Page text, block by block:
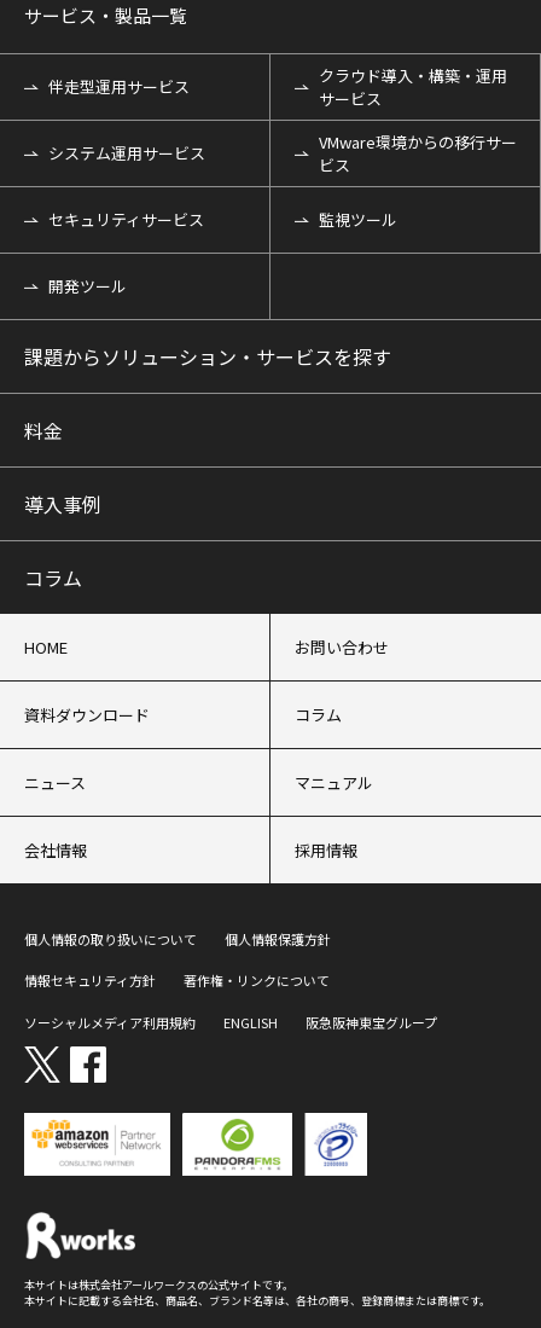
サービス・製品一覧
伴走型運用サービス
クラウド導入・構築・運用
サービス
システム運用サービス
VMware環境からの移行サー
ビス
セキュリティサービス 監視ツール
開発ツール
課題からソリューション・サービスを探す
料金
導入事例
コラム
HOME お問い合わせ
資料ダウンロード コラム
ニュース マニュアル
会社情報 採用情報
個人情報の取り扱いについて 個人情報保護方針
情報セキュリティ方針 著作権・リンクについて
ソーシャルメディア利用規約 ENGLISH 阪急阪神東宝グループ
本サイトは株式会社アールワークスの公式サイトです。
本サイトに記載する会社名、商品名、ブランド名等は、各社の商号、登録商標または商標です。